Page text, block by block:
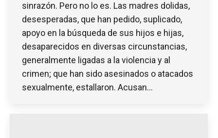
sinrazón. Pero no lo es. Las madres dolidas,
desesperadas, que han pedido, suplicado,
apoyo en la búsqueda de sus hijos e hijas,
desaparecidos en diversas circunstancias,
generalmente ligadas a la violencia y al
crimen; que han sido asesinados o atacados
sexualmente, estallaron. Acusan…